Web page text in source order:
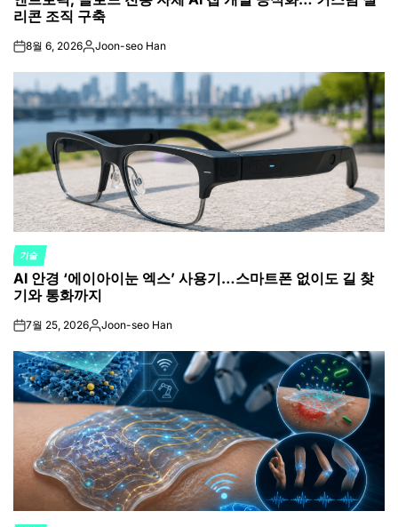
리콘 조직 구축
on8월 6, 2026Posted
Joon-seo Han
POSTED
IN
기술
AI 안경 ‘에이아이눈 엑스’ 사용기…스마트폰 없이도 길 찾
기와 통화까지
on7월 25, 2026Posted
Joon-seo Han